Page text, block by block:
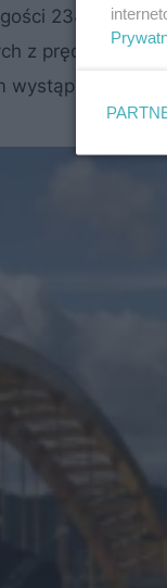
234 m, to
z prędkością